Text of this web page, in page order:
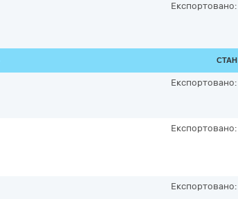
Експортовано:
СТАН
Експортовано:
Експортовано:
Експортовано: